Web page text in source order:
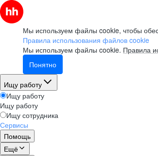
Мы используем файлы cookie, чтобы
Правила использования файлов cookie
Мы используем файлы cookie. Правила
Понятно
Ищу работу
Ищу работу
Ищу работу
Ищу сотрудника
Сервисы
Помощь
Ещё